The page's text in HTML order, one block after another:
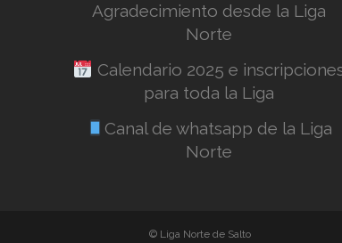
Agradecimiento desde la Liga
Norte
Calendario 2025 e
para toda la Liga
Canal de whatsapp de la Liga
Norte
© Liga Norte de Salto